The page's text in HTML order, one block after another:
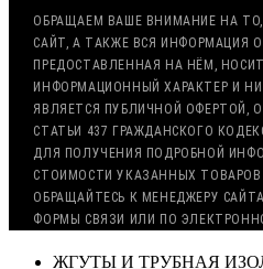
ОБРАЩАЕМ ВАШЕ ВНИМАНИЕ НА
САЙТ, А ТАКЖЕ ВСЯ ИНФОРМАЦИЯ О
ПРЕДОСТАВЛЕННАЯ НА НЁМ,
ИНФОРМАЦИОННЫЙ ХАРАКТЕР И
ЯВЛЯЕТСЯ ПУБЛИЧНОЙ ОФЕРТОЙ,
СТАТЬИ 437 ГРАЖДАНСКОГО
ДЛЯ ПОЛУЧЕНИЯ ПОДРОБНОЙ
СТОИМОСТИ УКАЗАННЫХ ТОВАРОВ
ОБРАЩАЙТЕСЬ К МЕНЕДЖЕРУ
ФОРМЫ СВЯЗИ ИЛИ ПО
ЖГУТЫ И ТРУБНАЯ